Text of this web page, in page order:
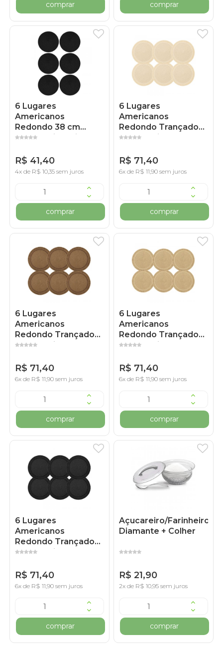
comprar comprar
6 Lugares
Americanos
Redondo 38 cm
Preto Polipropileno
R$ 41,40
4x de R$ 10,35 sem juros
comprar
6 Lugares
Americanos
Redondo Trançado
com Franja Bege
R$ 71,40
6x de R$ 11,90 sem juros
comprar
6 Lugares
Americanos
Redondo Trançado
com Franja Marrom
R$ 71,40
6x de R$ 11,90 sem juros
comprar
6 Lugares
Americanos
Redondo Trançado
com Franja Marrom
R$ 71,40
6x de R$ 11,90 sem juros
comprar
6 Lugares
Americanos
Redondo Trançado
com Franja Preto
R$ 71,40
6x de R$ 11,90 sem juros
comprar
Açucareiro/Farinheiro
Diamante + Colher
R$ 21,90
2x de R$ 10,95 sem juros
comprar